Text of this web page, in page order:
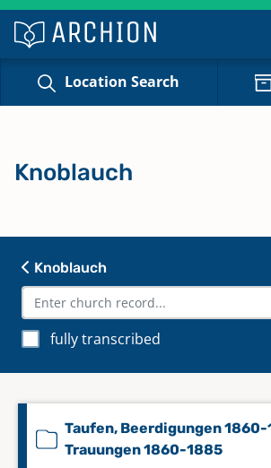
Location Search
Knoblauch
fully transcribed
Taufen, Beerdigungen
Trauungen 1860-1885
Knoblauch